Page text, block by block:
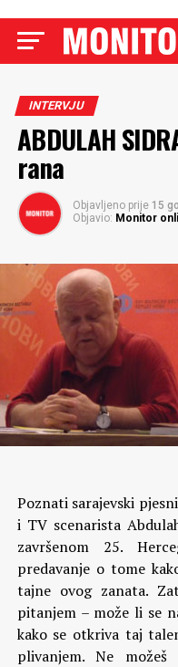
INTERVJU
ABDULAH
rana
Objavljeno prije 15
Objavio: Monitor
Poznati sarajevski
i TV scenarista
završenom 25.
predavanje o tome
tajne ovog zanata.
pitanjem – može li se
kako se otkriva taj
plivanjem. Ne